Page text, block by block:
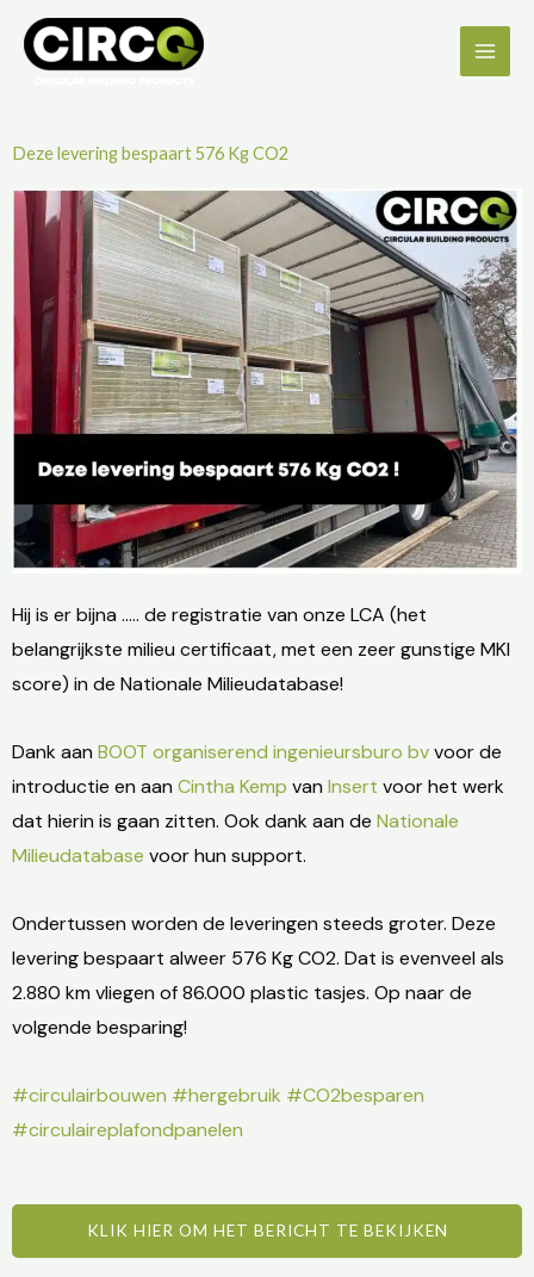
naar
Deze levering bespaart 576 Kg CO2
Hij is er bijna ….. de registratie van onze LCA (het
belangrijkste milieu certificaat, met een zeer gunstige MKI
score) in de Nationale Milieudatabase!
Dank aanBOOT organiserend ingenieursburo bvvoor de
introductie en aanCintha Kemp vanInsert voor het werk
dat hierin is gaan zitten. Ook dank aan de Nationale
Milieudatabase voor hun support.
Ondertussen worden de leveringen steeds groter. Deze
levering bespaart alweer 576 Kg CO2. Dat is evenveel als
2.880 km vliegen of 86.000 plastic tasjes. Op naar de
volgende besparing!
#circulairbouwen #hergebruik #CO2besparen
#circulaireplafondpanelen
KLIK HIER OM HET BERICHT TE BEKIJKEN